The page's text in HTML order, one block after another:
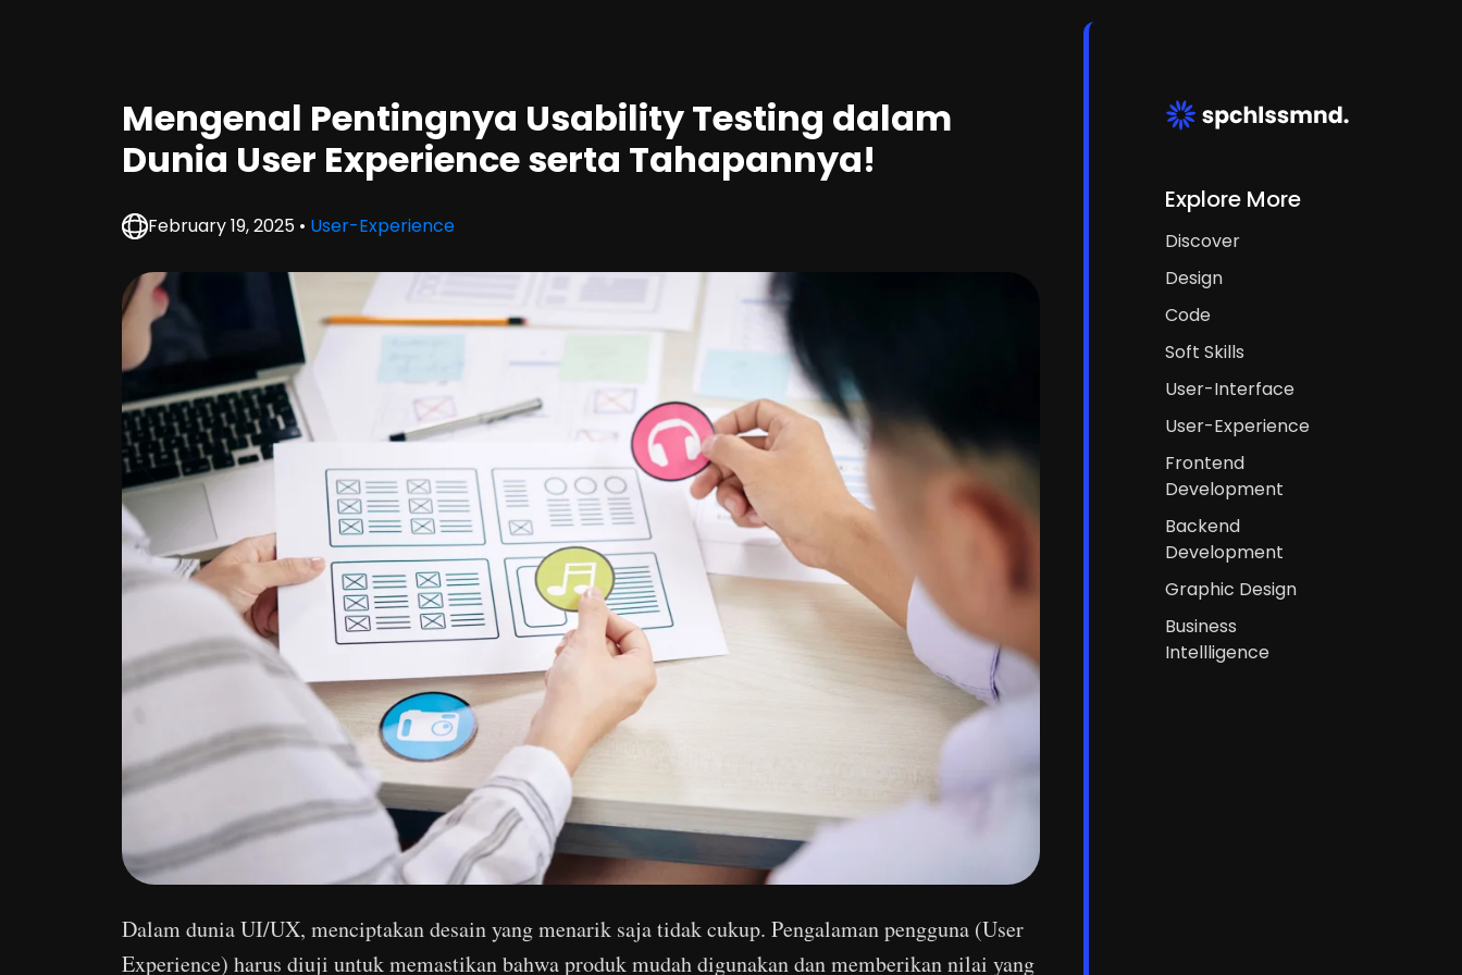
Mengenal Pentingnya Usability Testing dalam
Dunia User Experience serta Tahapannya!
February 19, 2025 • User-Experience
Dalam dunia UI/UX, menciptakan desain yang menarik saja tidak cukup. Pengalaman pengguna (User
Experience) harus diuji untuk memastikan bahwa produk mudah digunakan dan memberikan nilai yang
Explore More
Discover
Design
Code
Soft Skills
User-Interface
User-Experience
Frontend
Development
Backend
Development
Graphic Design
Business
Intellligence